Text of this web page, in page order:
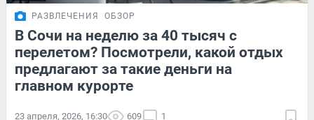
РАЗВЛЕЧЕНИЯ ОБЗОР
В Сочи на неделю за 40 тысяч с
перелетом? Посмотрели, какой отдых
предлагают за такие деньги на
главном курорте
23 апреля, 2026, 16:30 609 1